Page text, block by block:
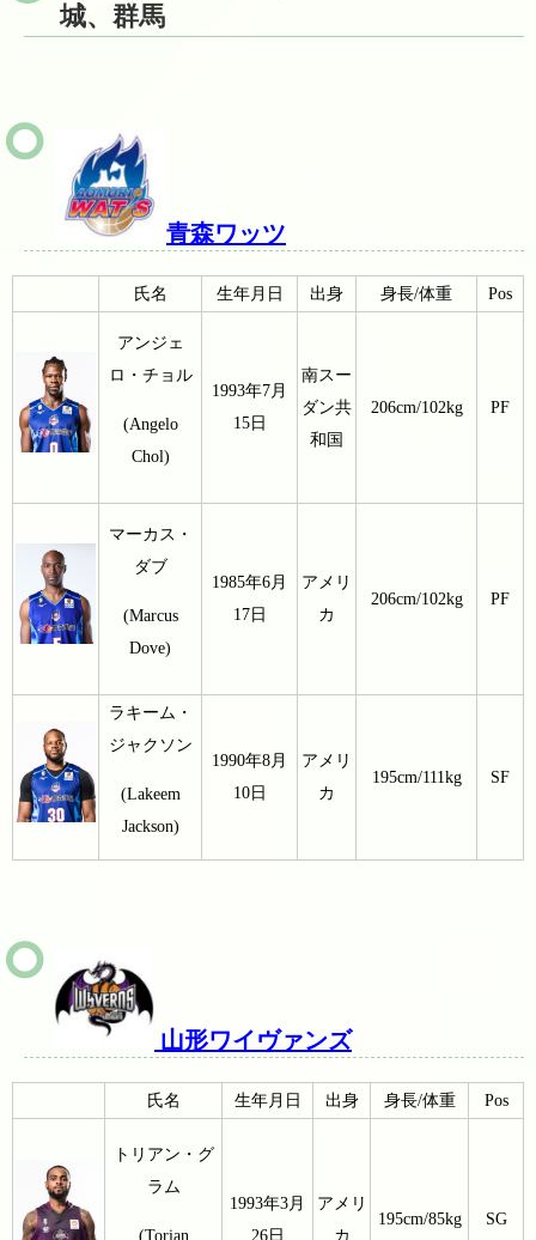
城、群馬
青森ワッツ
氏名 生年月日 出身 身長/体重 Pos
アンジェ
ロ・チョル
(Angelo
Chol)
1993年7月
15日
南スー
ダン共
和国
206cm/102kg PF
マーカス・
ダブ
(Marcus
Dove)
1985年6月
17日
アメリ
カ
206cm/102kg PF
ラキーム・
ジャクソン
(Lakeem
Jackson)
1990年8月
10日
アメリ
カ
195cm/111kg SF
山形ワイヴァンズ
氏名 生年月日 出身 身長/体重 Pos
トリアン・グ
ラム
(Torian
1993年3月
26日
アメリ
カ
195cm/85kg SG